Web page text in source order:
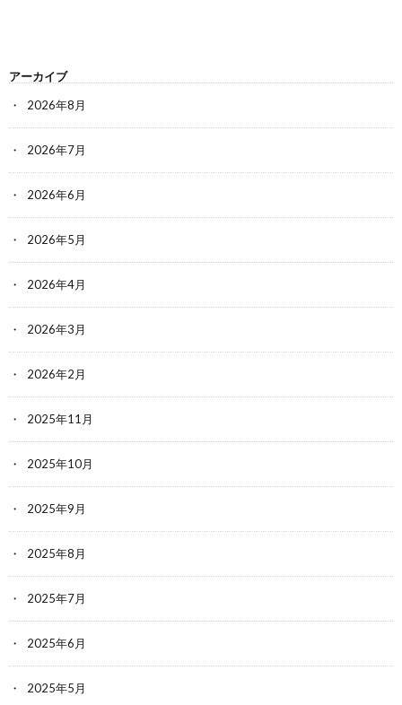
アーカイブ
2026年8月
2026年7月
2026年6月
2026年5月
2026年4月
2026年3月
2026年2月
2025年11月
2025年10月
2025年9月
2025年8月
2025年7月
2025年6月
2025年5月